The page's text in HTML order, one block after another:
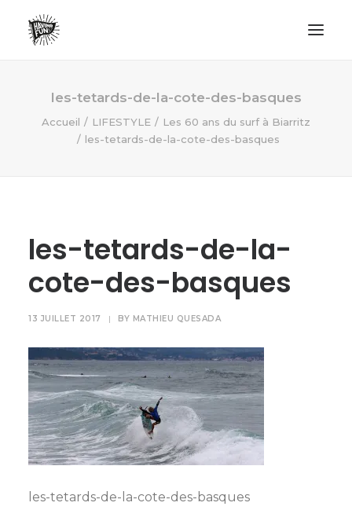
LIFESTYLE
AVENTURES
ECO FRIENDLY
RECHERCHE
les-tetards-de-la-cote-des-basques
Accueil LIFESTYLE
Les 60 ans du surf à Biarritz
les-tetards-de-la-cote-des-basques
les-tetards-de-la-
cote-des-basques
13 JUILLET 2017 | BY MATHIEU QUESADA
les-tetards-de-la-cote-des-basques